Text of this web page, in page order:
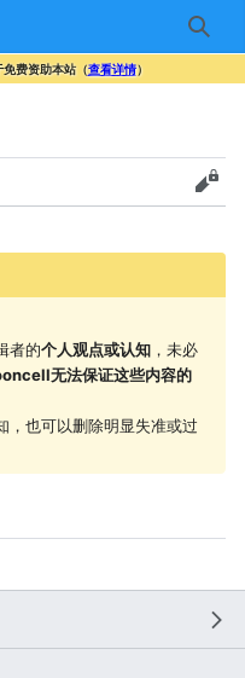
搜索
费资助本站（查看详情）
查看
者的个人观点或认知 ，未必
无法保证这些内容的
，也可以删除明显失准或过